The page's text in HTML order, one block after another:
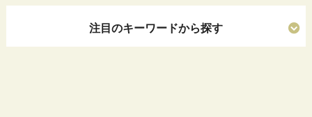
注目のキーワードから探す